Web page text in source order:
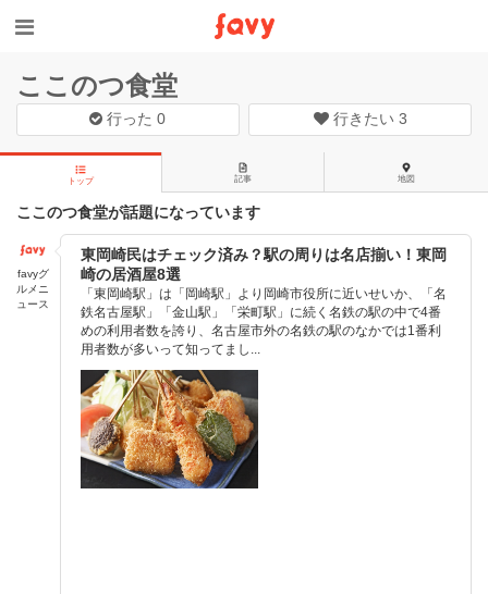
ここのつ食堂
行った0 行きたい 3
トップ 記事 地図
ここのつ食堂が話題になっています
favyグ
ルメニ
ュース
東岡崎民はチェック済み？駅の周りは名店揃い！東岡
崎の居酒屋8選
「東岡崎駅」は「岡崎駅」より岡崎市役所に近いせいか、「名
鉄名古屋駅」「金山駅」「栄町駅」に続く名鉄の駅の中で4番
めの利用者数を誇り、名古屋市外の名鉄の駅のなかでは1番利
用者数が多いって知ってまし...